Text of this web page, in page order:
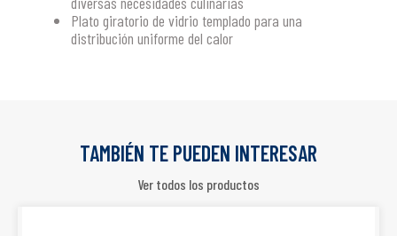
Plato giratorio de vidrio templado para una
distribución uniforme del calor
TAMBIÉN TE PUEDEN INTERESAR
Ver todos los productos